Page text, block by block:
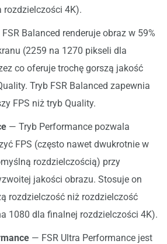
rozdzielczości 4K).
Balanced renderuje obraz w 59%
(2259 na 1270 pikseli dla
co oferuje trochę gorszą jakość
Tryb FSR Balanced zapewnia
FPS niż tryb Quality.
— Tryb Performance pozwala
FPS (często nawet dwukrotnie w
rozdzielczością) przy
jakości obrazu. Stosuje on
rozdzielczość niż rozdzielczość
1080 dla finalnej rozdzielczości 4K).
— FSR Ultra Performance jest